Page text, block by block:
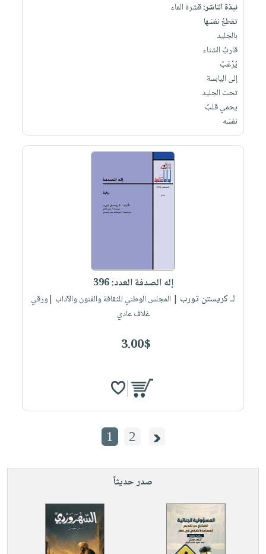
نبذة الناشر:قشرة الماء
تقطعُ نفسَها
بالجليد
قاربُ الشتاء
يُرْعَبُ
إلى اليابسة
تحت الجليد
يحمي قلبٌ
نفسَه
إله الصدفة العدد: 396
لـ كريستن تورب | المجلس الوطني للثقافة والفنون والآداب |ورقي
غلاف عادي
3.00$
1 2
صدر حديثاً